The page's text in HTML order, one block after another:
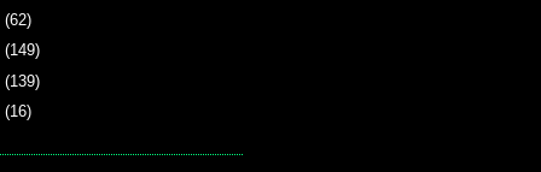
(62)
(149)
(139)
(16)